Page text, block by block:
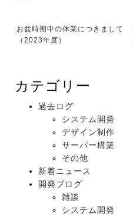
お盆時期中の休業につきまして
（2023年度）
カテゴリー
過去ログ
システム開発
デザイン制作
サーバー構築
その他
新着ニュース
開発ブログ
雑談
システム開発